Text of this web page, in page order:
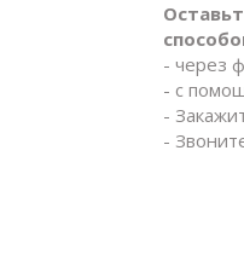
- через
- с
-
-